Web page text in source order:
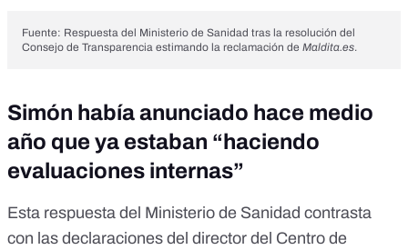
Fuente: Respuesta del Ministerio de Sanidad tras la resolución del
Consejo de Transparencia estimando la reclamación de Maldita.es.
Simón había anunciado hace medio
año que ya estaban “haciendo
evaluaciones internas”
Esta respuesta del Ministerio de Sanidad contrasta
con las declaraciones del director del Centro de